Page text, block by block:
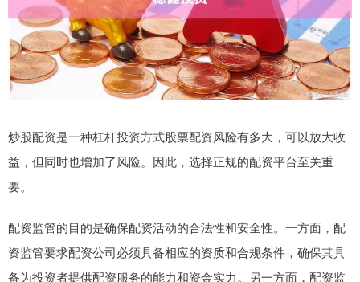
炒股配资是一种杠杆投资方式股票配资风险有多大，可以放大收
益，但同时也增加了风险。因此，选择正规的配资平台至关重
要。
配资监管的目的是确保配资活动的合法性和安全性。一方面，配
资监管要求配资公司必须具备相应的资质和合规条件，确保其具
备为投资者提供配资服务的能力和资金实力。另一方面，配资监